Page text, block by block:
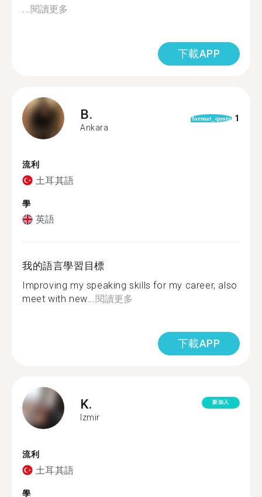
...閱讀更多
下載APP
B.
Ankara
format_quote 1
流利
土耳其語
學
英語
我的語言學習目標
Improving my speaking skills for my career, also
meet with new...閱讀更多
下載APP
K.
Izmir
新加入
流利
土耳其語
學